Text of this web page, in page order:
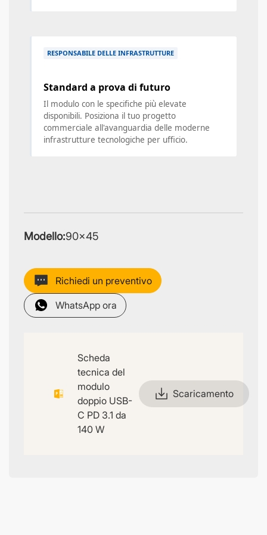
RESPONSABILE DELLE INFRASTRUTTURE
Standard a prova di futuro
Il modulo con le specifiche più elevate
disponibili. Posiziona il tuo progetto
commerciale all'avanguardia delle moderne
infrastrutture tecnologiche per ufficio.
Modello:90×45
Richiedi un preventivo
WhatsApp ora
Scheda
tecnica del
modulo
doppio USB-
C PD 3.1 da
140 W
Scaricamento